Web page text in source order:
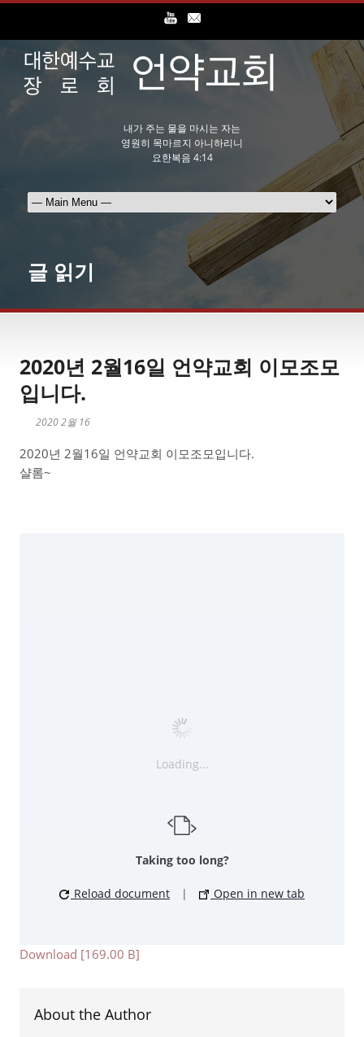
내가 주는 물을 마시는 자는
영원히 목마르지 아니하리니
요한복음 4:14
글 읽기
2020년 2월16일 언약교회 이모조모
입니다.
2020 2월 16
2020년 2월16일 언약교회 이모조모입니다.
샬롬~
Loading...
Taking too long?
Reload document | Open in new tab
Download [169.00 B]
About the Author